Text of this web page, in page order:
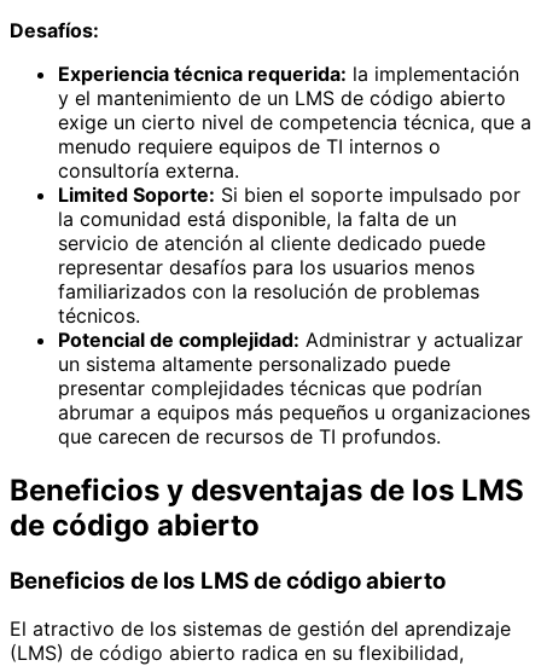
Desafíos:
Experiencia técnica requerida: la implementación
y el mantenimiento de un LMS de código abierto
exige un cierto nivel de competencia técnica, que a
menudo requiere equipos de TI internos o
consultoría externa.
Limited Soporte: Si bien el soporte impulsado por
la comunidad está disponible, la falta de un
servicio de atención al cliente dedicado puede
representar desafíos para los usuarios menos
familiarizados con la resolución de problemas
técnicos.
Potencial de complejidad: Administrar y actualizar
un sistema altamente personalizado puede
presentar complejidades técnicas que podrían
abrumar a equipos más pequeños u organizaciones
que carecen de recursos de TI profundos.
Beneficios y desventajas de los LMS
de código abierto
Beneficios de los LMS de código abierto
El atractivo de los sistemas de gestión del aprendizaje
(LMS) de código abierto radica en su flexibilidad,